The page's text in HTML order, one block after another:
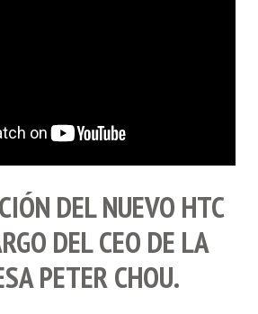
DEL NUEVO HTC
DEL CEO DE LA
PETER CHOU.